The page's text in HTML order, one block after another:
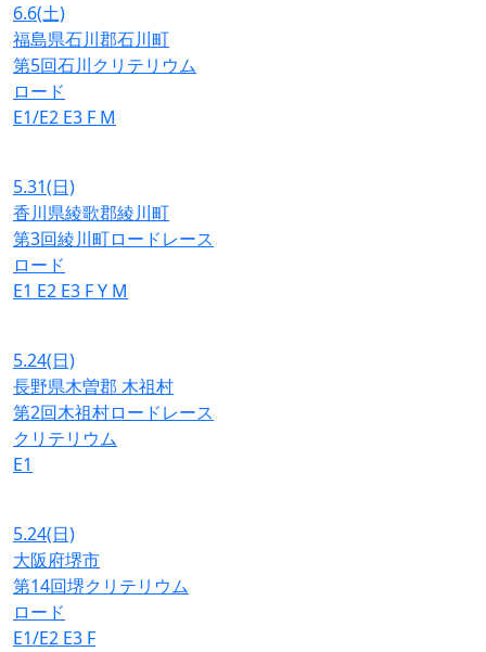
6.6(土)
福島県石川郡石川町
第5回石川クリテリウム
ロード
E1/E2 E3 F M
5.31(日)
香川県綾歌郡綾川町
第3回綾川町ロードレース
ロード
E1 E2 E3 FY M
5.24(日)
長野県木曽郡 木祖村
第2回木祖村ロードレース
クリテリウム
E1
5.24(日)
大阪府堺市
第14回堺クリテリウム
ロード
E1/E2 E3 F